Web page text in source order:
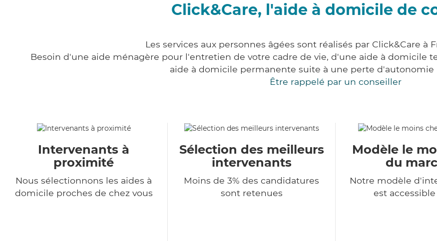
Click&Care, l'aide à domicile de
Les services aux personnes âgées sont réalisés par Click&Care à
Besoin d'une aide ménagère pour l'entretien de votre cadre de vie, d'une aide à domicile
aide à domicile permanente suite à une perte d'autonomie
Être rappelé par un conseiller
Intervenants à
proximité
Nous sélectionnons les aides à
domicile proches de chez vous
Sélection des meilleurs
intervenants
Moins de 3% des candidatures
sont retenues
Modèle le
du
Notre modèle
est